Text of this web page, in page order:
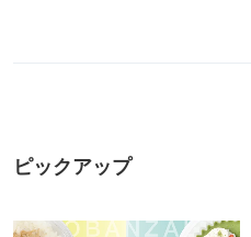
ピックアップ